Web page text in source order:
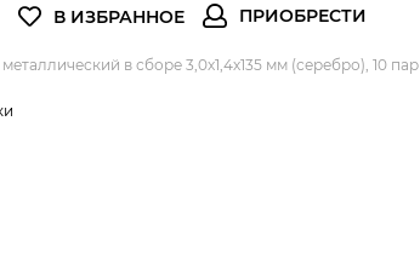
в сборе 3,0х1,4х135 мм (серебро), 10 пар